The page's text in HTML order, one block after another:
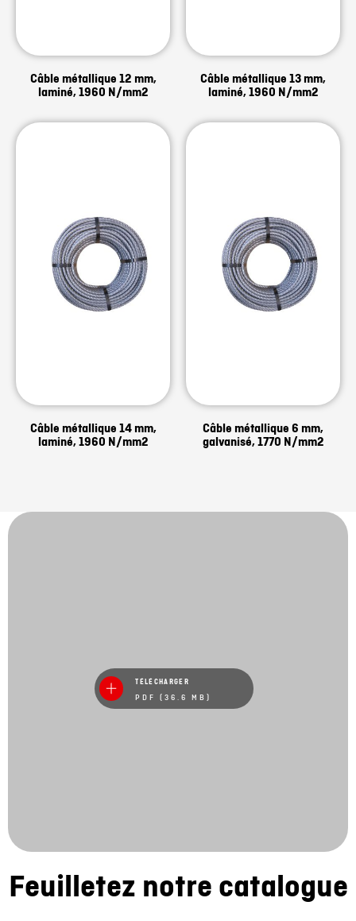
Câble métallique 12 mm,
laminé, 1960 N/mm2
Câble métallique 13 mm,
laminé, 1960 N/mm2
Câble métallique 14 mm,
laminé, 1960 N/mm2
Câble métallique 6 mm,
galvanisé, 1770 N/mm2
TÉLÉCHARGER
PDF (36.6 MB)
Feuilletez notre catalogue